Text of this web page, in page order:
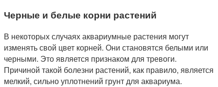
Черные и белые корни растений
В некоторых случаях аквариумные растения могут
изменять свой цвет корней. Они становятся белыми или
черными. Это является признаком для тревоги.
Причиной такой болезни растений, как правило, является
мелкий, сильно уплотнений грунт для аквариума.